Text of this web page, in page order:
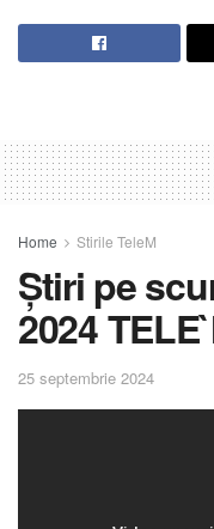
Home Stirile TeleM
Știri pe
2024
25 septembrie 2024